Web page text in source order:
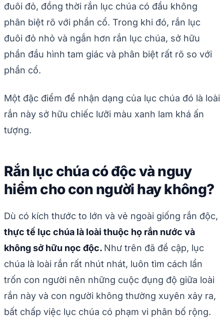
đuôi đỏ, đồng thời rắn lục chúa có đầu không
phân biệt rõ với phần cổ. Trong khi đó, rắn lục
đuôi đỏ nhỏ và ngắn hơn rắn lục chúa, sở hữu
phần đầu hình tam giác và phân biệt rất rõ so với
phần cổ.
Một đặc điểm để nhận dạng của lục chúa đó là loài
rắn này sở hữu chiếc lưỡi màu xanh lam khá ấn
tượng.
Rắn lục chúa có độc và nguy
hiểm cho con người hay không?
Dù có kích thước to lớn và vẻ ngoài giống rắn độc,
thực tế lục chúa là loài thuộc họ rắn nước và
không sở hữu nọc độc. Như trên đã đề cập, lục
chúa là loài rắn rất nhút nhát, luôn tìm cách lẩn
trốn con người nên những cuộc đụng độ giữa loài
rắn này và con người không thường xuyên xảy ra,
bất chấp việc lục chúa có phạm vi phân bố rộng.